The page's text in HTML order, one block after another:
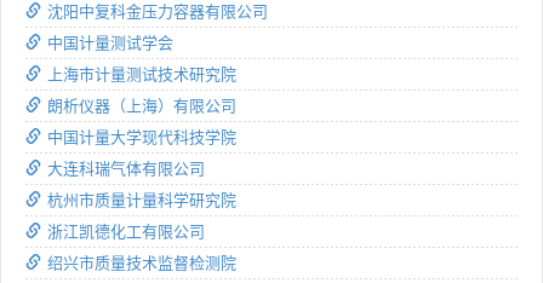
沈阳中复科金压力容器有限公司
中国计量测试学会
上海市计量测试技术研究院
朗析仪器（上海）有限公司
中国计量大学现代科技学院
大连科瑞气体有限公司
杭州市质量计量科学研究院
浙江凯德化工有限公司
绍兴市质量技术监督检测院